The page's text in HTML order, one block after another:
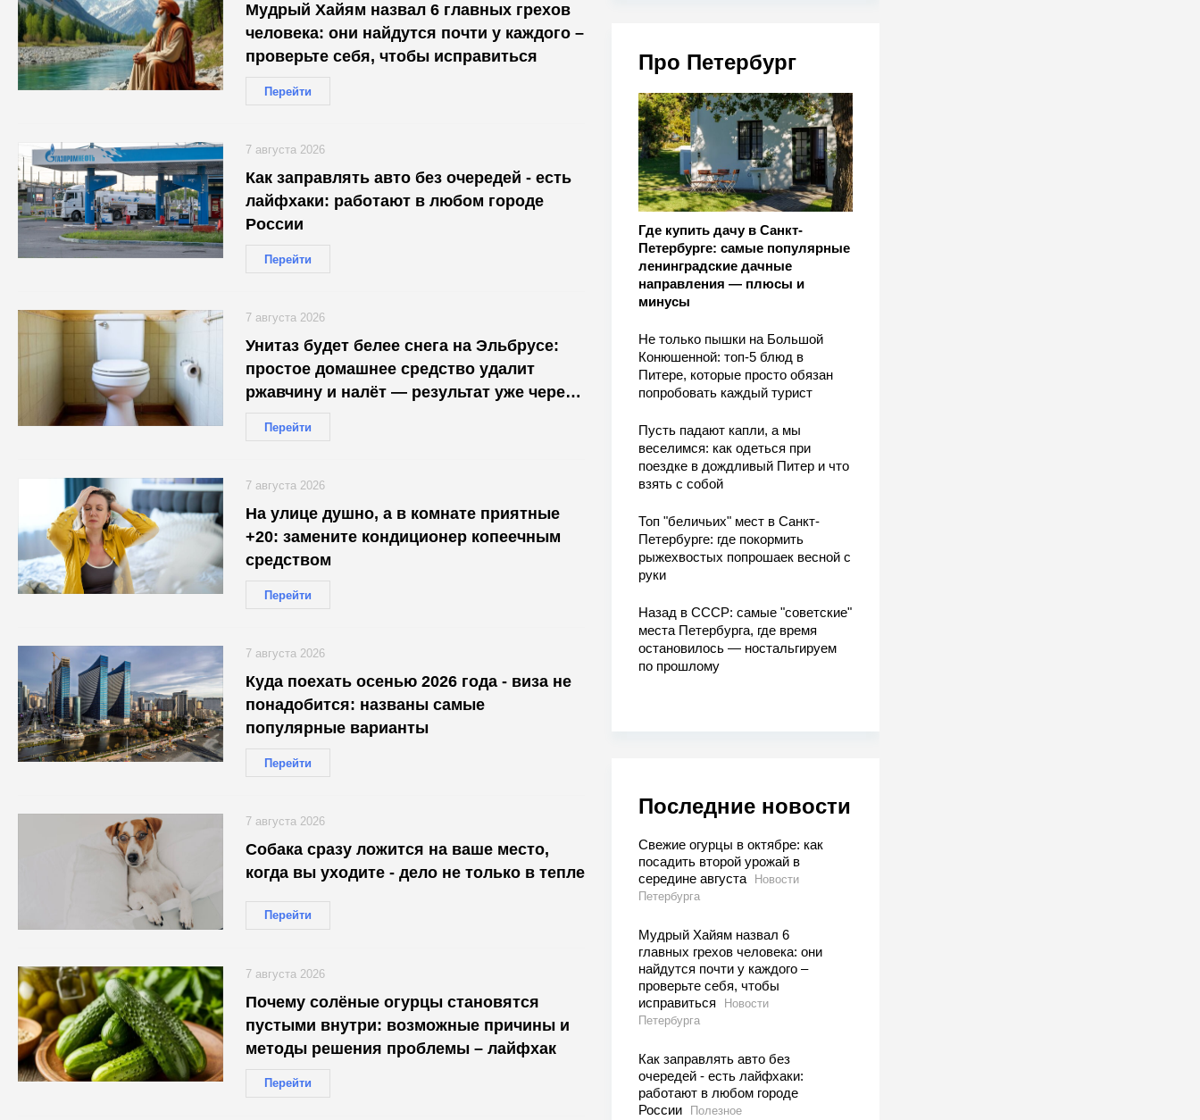
Про Петербург
Где купить дачу в Санкт-
Петербурге: самые популярные
ленинградские дачные
направления — плюсы и
минусы
Не только пышки на Большой
Конюшенной: топ-5 блюд в
Питере, которые просто обязан
попробовать каждый турист
Пусть падают капли, а мы
веселимся: как одеться при
поездке в дождливый Питер и что
взять с собой
Топ "беличьих" мест в Санкт-
Петербурге: где покормить
рыжехвостых попрошаек весной с
руки
Назад в СССР: самые "советские"
места Петербурга, где время
остановилось — ностальгируем
по прошлому
Последние новости
Свежие огурцы в октябре: как
посадить второй урожай в
середине августа
Новости
Петербурга
Мудрый Хайям назвал 6
главных грехов человека: они
найдутся почти у каждого –
проверьте себя, чтобы
исправиться
Новости
Петербурга
Как заправлять авто без
очередей - есть лайфхаки:
работают в любом городе
России
Полезное
Мудрый Хайям назвал 6 главных грехов
человека: они найдутся почти у каждого –
проверьте себя, чтобы исправиться
Перейти
Как заправлять авто без очередей - есть
лайфхаки: работают в любом городе
России
Перейти
7 августа 2026
Унитаз будет белее снега на Эльбрусе:
простое домашнее средство удалит
ржавчину и налёт — результат уже через
Перейти
7 августа 2026
На улице душно, а в комнате приятные
+20: замените кондиционер копеечным
средством
Перейти
7 августа 2026
Куда поехать осенью 2026 года - виза не
понадобится: названы самые
популярные варианты
Перейти
7 августа 2026
Собака сразу ложится на ваше место,
когда вы уходите - дело не только в тепле
Перейти
7 августа 2026
Почему солёные огурцы становятся
пустыми внутри: возможные причины и
методы решения проблемы – лайфхак
Перейти
7 августа 2026